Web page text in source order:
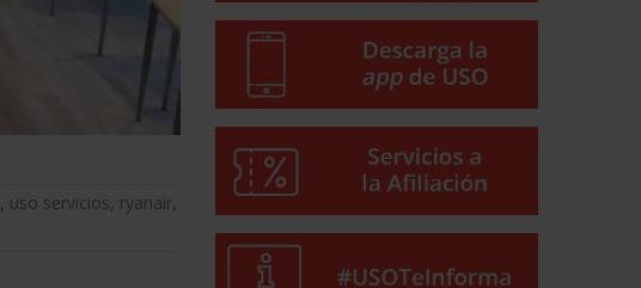
, uso servicios, ryanair,